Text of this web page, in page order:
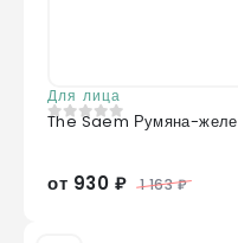
Для лица
0из 5
The Saem Румяна-
от 930 ₽ 1 163 ₽